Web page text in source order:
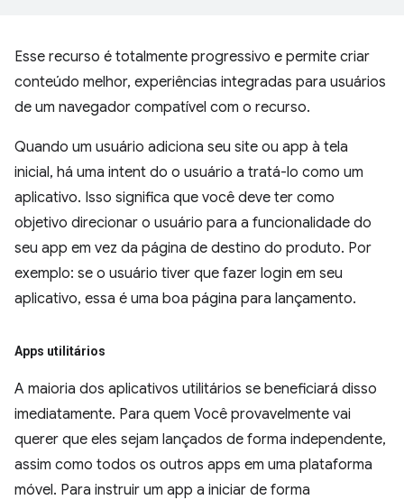
Esse recurso é totalmente progressivo e permite criar
conteúdo melhor, experiências integradas para usuários
de um navegador compatível com o recurso.
Quando um usuário adiciona seu site ou app à tela
inicial, há uma intent do o usuário a tratá-lo como um
aplicativo. Isso significa que você deve ter como
objetivo direcionar o usuário para a funcionalidade do
seu app em vez da página de destino do produto. Por
exemplo: se o usuário tiver que fazer login em seu
aplicativo, essa é uma boa página para lançamento.
Apps utilitários
A maioria dos aplicativos utilitários se beneficiará disso
imediatamente. Para quem Você provavelmente vai
querer que eles sejam lançados de forma independente,
assim como todos os outros apps em uma plataforma
móvel. Para instruir um app a iniciar de forma